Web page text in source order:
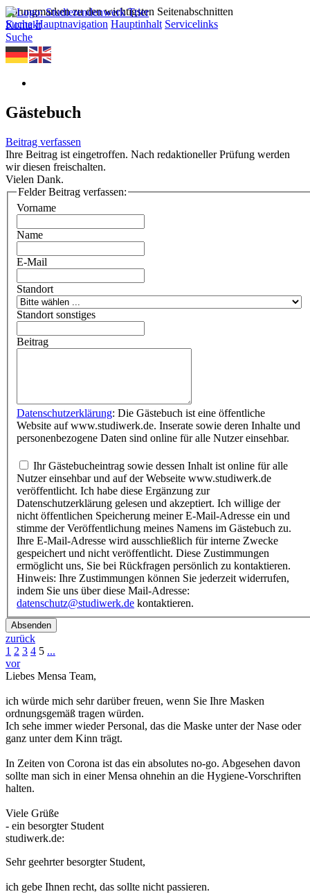
Sprungmarken zu den wichtigsten Seitenabschnitten
Suche Hauptnavigation Hauptinhalt Servicelinks
Kontakt
Suche
Gästebuch
Beitrag verfassen
Ihre Beitrag ist eingetroffen. Nach redaktioneller Prüfung werden
wir diesen freischalten.
Vielen Dank.
Felder Beitrag verfassen:
Vorname
Name
E-Mail
Standort
Standort sonstiges
Beitrag
Datenschutzerklärung: Die Gästebuch ist eine öffentliche
Website auf www.studiwerk.de. Inserate sowie deren Inhalte und
personenbezogene Daten sind online für alle Nutzer einsehbar.
Ihr Gästebucheintrag sowie dessen Inhalt ist online für alle
Nutzer einsehbar und auf der Webseite www.studiwerk.de
veröffentlicht. Ich habe diese Ergänzung zur
Datenschutzerklärung gelesen und akzeptiert. Ich willige der
nicht öffentlichen Speicherung meiner E-Mail-Adresse ein und
stimme der Veröffentlichung meines Namens im Gästebuch zu.
Ihre E-Mail-Adresse wird ausschließlich für interne Zwecke
gespeichert und nicht veröffentlicht. Diese Zustimmungen
ermöglicht uns, Sie bei Rückfragen persönlich zu kontaktieren.
Hinweis: Ihre Zustimmungen können Sie jederzeit widerrufen,
indem Sie uns über diese Mail-Adresse:
datenschutz@studiwerk.de kontaktieren.
Absenden
zurück
1 2 3 4 5 ...
vor
Liebes Mensa Team,
ich würde mich sehr darüber freuen, wenn Sie Ihre Masken
ordnungsgemäß tragen würden.
Ich sehe immer wieder Personal, das die Maske unter der Nase oder
ganz unter dem Kinn trägt.
In Zeiten von Corona ist das ein absolutes no-go. Abgesehen davon
sollte man sich in einer Mensa ohnehin an die Hygiene-Vorschriften
halten.
Viele Grüße
- ein besorgter Student
studiwerk.de:
Sehr geehrter besorgter Student,
ich gebe Ihnen recht, das sollte nicht passieren.